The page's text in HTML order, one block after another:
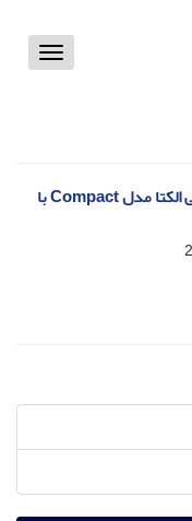
Toggle
بررسی فاکتور پراکندگی Scp شتابدهنده خطی الکتا مدل Compact با